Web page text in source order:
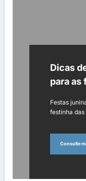
Dicas
para as
Festas
festinha
Consulte